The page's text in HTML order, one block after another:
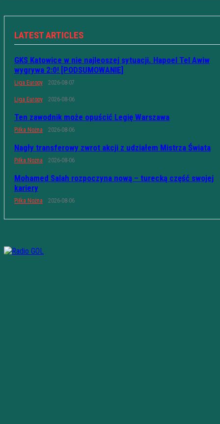
LATEST ARTICLES
GKS Katowice w nie najleoszej sytuacji. Hapoel Tel Awiw
wygrywa 2:0! [PODSUMOWANIE]
Liga Europy 2026-08-07
Liga Europy 2026-08-06
Ten zawodnik może opuścić Legię Warszawa
Piłka Nożna 2026-08-06
Nagły transferowy zwrot akcji z udziałem Mistrza Świata
Piłka Nożna 2026-08-06
Mohamed Salah rozpoczyna nową – turecką część swojej
kariery
Piłka Nożna 2026-08-06